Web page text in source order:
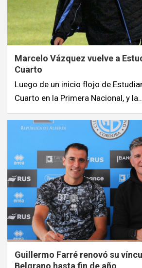
Marcelo Vázquez vuelve a
Cuarto
Luego de un inicio flojo de
Cuarto en la Primera Nacional, y
Guillermo Farré renovó su